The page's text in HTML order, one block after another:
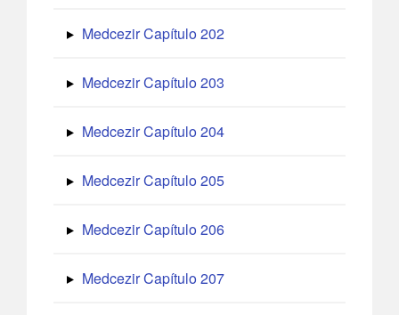
Medcezir Capítulo 202
Medcezir Capítulo 203
Medcezir Capítulo 204
Medcezir Capítulo 205
Medcezir Capítulo 206
Medcezir Capítulo 207